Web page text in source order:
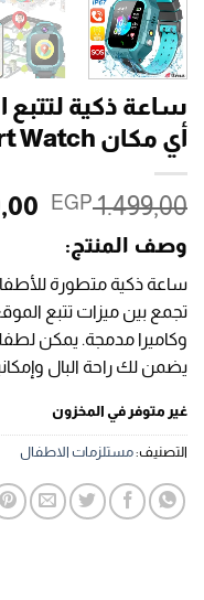
ساعة ذكية
أي مكان Smart Watch
EGP1.499,00
وصف المنتج:
ساعة ذكية متطورة
وكاميرا مدمجة. يمكن
يضمن لك راحة البال
غير متوفر في المخزون
التصنيف:مستلزمات الاطفال